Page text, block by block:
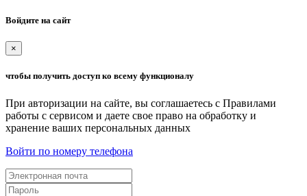
Войдите на сайт
×
чтобы получить доступ ко всему функционалу
При авторизации на сайте, вы соглашаетесь с Правилами
работы с сервисом и даете свое право на обработку и
хранение ваших персональных данных
Войти по номеру телефона